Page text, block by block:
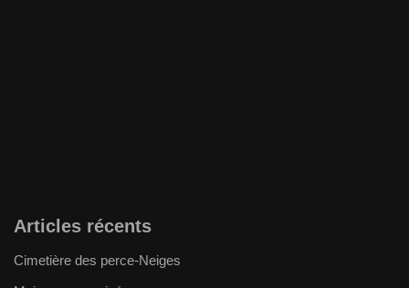
Articles récents
Cimetière des perce-Neiges